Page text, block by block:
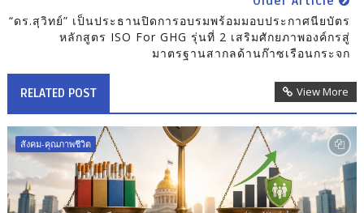
“ดร.สุวิทย์” เป็นประธานปิดการอบรมพร้อมมอบประกาศนียบัตร
หลักสูตร ISO For GHG รุ่นที่ 2 เสริมศักยภาพองค์กรสู่
มาตรฐานสากลด้านก๊าซเรือนกระจก
RELATED POST View More
สังคม-คุณภาพชีวิต